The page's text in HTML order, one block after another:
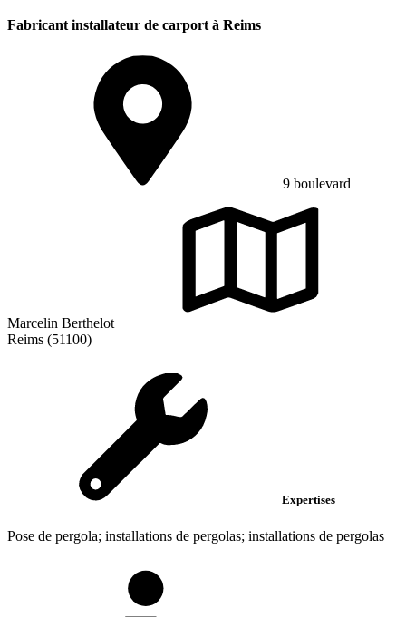
Fabricant installateur de carport à Reims
9 boulevard
Marcelin Berthelot
Reims (51100)
Expertises
Pose de pergola; installations de pergolas; installations de pergolas